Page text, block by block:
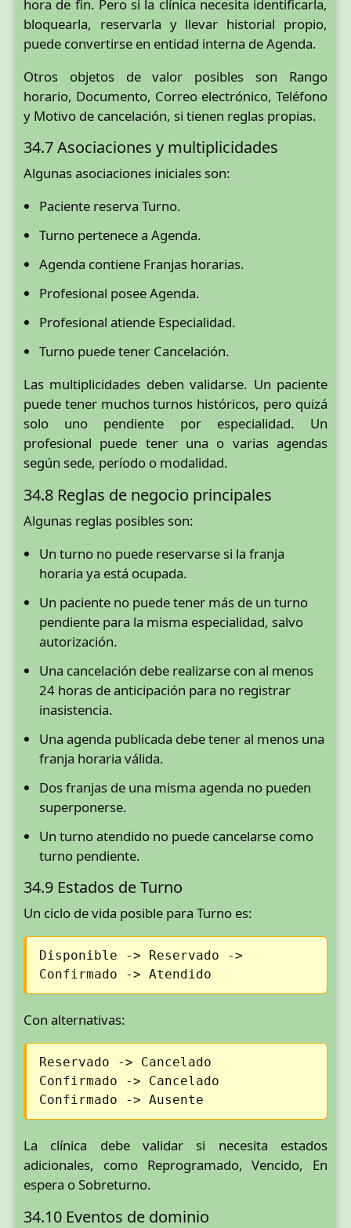
hora de fin. Pero si la clínica necesita identificarla,
bloquearla, reservarla y llevar historial propio,
puede convertirse en entidad interna de Agenda.
Otros objetos de valor posibles son Rango
horario, Documento, Correo electrónico, Teléfono
y Motivo de cancelación, si tienen reglas propias.
34.7 Asociaciones y multiplicidades
Algunas asociaciones iniciales son:
Paciente reserva Turno.
Turno pertenece a Agenda.
Agenda contiene Franjas horarias.
Profesional posee Agenda.
Profesional atiende Especialidad.
Turno puede tener Cancelación.
Las multiplicidades deben validarse. Un paciente
puede tener muchos turnos históricos, pero quizá
solo uno pendiente por especialidad. Un
profesional puede tener una o varias agendas
según sede, período o modalidad.
34.8 Reglas de negocio principales
Algunas reglas posibles son:
Un turno no puede reservarse si la franja
horaria ya está ocupada.
Un paciente no puede tener más de un turno
pendiente para la misma especialidad, salvo
autorización.
Una cancelación debe realizarse con al menos
24 horas de anticipación para no registrar
inasistencia.
Una agenda publicada debe tener al menos una
franja horaria válida.
Dos franjas de una misma agenda no pueden
superponerse.
Un turno atendido no puede cancelarse como
turno pendiente.
34.9 Estados de Turno
Un ciclo de vida posible para Turno es:
Disponible -> Reservado ->
Confirmado -> Atendido
Con alternativas:
Reservado -> Cancelado
Confirmado -> Cancelado
Confirmado -> Ausente
La clínica debe validar si necesita estados
adicionales, como Reprogramado, Vencido, En
espera o Sobreturno.
34.10 Eventos de dominio